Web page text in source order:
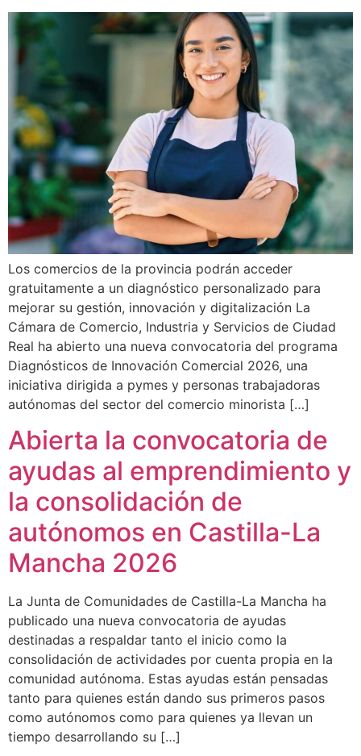
Los comercios de la provincia podrán acceder
gratuitamente a un diagnóstico personalizado para
mejorar su gestión, innovación y digitalización La
Cámara de Comercio, Industria y Servicios de Ciudad
Real ha abierto una nueva convocatoria del programa
Diagnósticos de Innovación Comercial 2026, una
iniciativa dirigida a pymes y personas trabajadoras
autónomas del sector del comercio minorista […]
Abierta la convocatoria de
ayudas al emprendimiento y
la consolidación de
autónomos en Castilla-La
Mancha 2026
La Junta de Comunidades de Castilla-La Mancha ha
publicado una nueva convocatoria de ayudas
destinadas a respaldar tanto el inicio como la
consolidación de actividades por cuenta propia en la
comunidad autónoma. Estas ayudas están pensadas
tanto para quienes están dando sus primeros pasos
como autónomos como para quienes ya llevan un
tiempo desarrollando su […]